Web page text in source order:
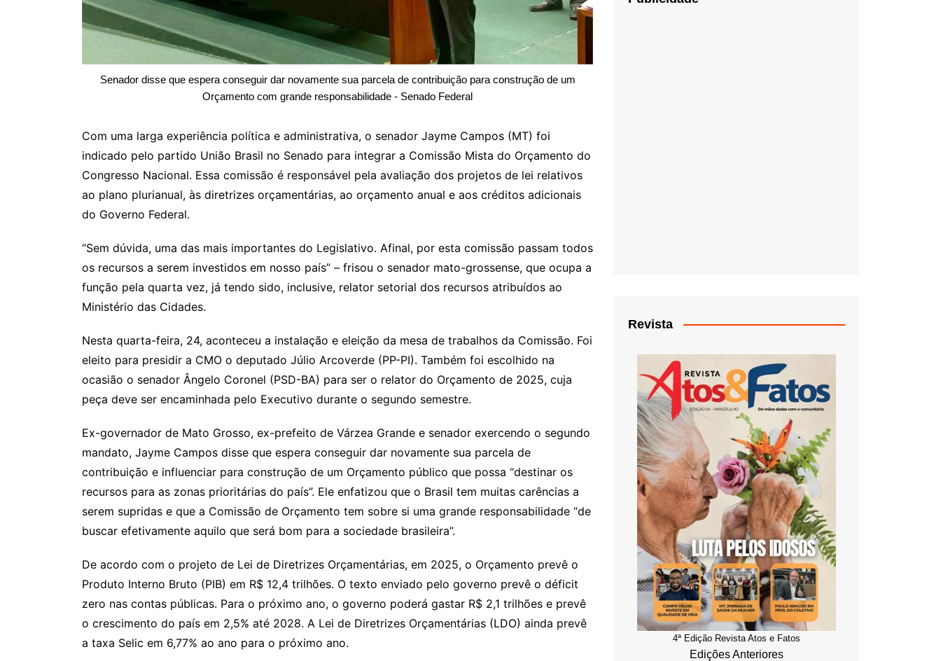
Senador disse que espera conseguir dar novamente sua parcela de contribuição para construção de um
Orçamento com grande responsabilidade - Senado Federal
Com uma larga experiência política e administrativa, o senador Jayme Campos (MT) foi
indicado pelo partido União Brasil no Senado para integrar a Comissão Mista do Orçamento do
Congresso Nacional. Essa comissão é responsável pela avaliação dos projetos de lei relativos
ao plano plurianual, às diretrizes orçamentárias, ao orçamento anual e aos créditos adicionais
do Governo Federal.
“Sem dúvida, uma das mais importantes do Legislativo. Afinal, por esta comissão passam todos
os recursos a serem investidos em nosso país” – frisou o senador mato-grossense, que ocupa a
função pela quarta vez, já tendo sido, inclusive, relator setorial dos recursos atribuídos ao
Ministério das Cidades.
Nesta quarta-feira, 24, aconteceu a instalação e eleição da mesa de trabalhos da Comissão. Foi
eleito para presidir a CMO o deputado Júlio Arcoverde (PP-PI). Também foi escolhido na
ocasião o senador Ângelo Coronel (PSD-BA) para ser o relator do Orçamento de 2025, cuja
peça deve ser encaminhada pelo Executivo durante o segundo semestre.
Ex-governador de Mato Grosso, ex-prefeito de Várzea Grande e senador exercendo o segundo
mandato, Jayme Campos disse que espera conseguir dar novamente sua parcela de
contribuição e influenciar para construção de um Orçamento público que possa “destinar os
recursos para as zonas prioritárias do país”. Ele enfatizou que o Brasil tem muitas carências a
serem supridas e que a Comissão de Orçamento tem sobre si uma grande responsabilidade “de
buscar efetivamente aquilo que será bom para a sociedade brasileira”.
De acordo com o projeto de Lei de Diretrizes Orçamentárias, em 2025, o Orçamento prevê o
Produto Interno Bruto (PIB) em R$ 12,4 trilhões. O texto enviado pelo governo prevê o déficit
zero nas contas públicas. Para o próximo ano, o governo poderá gastar R$ 2,1 trilhões e prevê
o crescimento do país em 2,5% até 2028. A Lei de Diretrizes Orçamentárias (LDO) ainda prevê
a taxa Selic em 6,77% ao ano para o próximo ano.
Revista
4ª Edição Revista Atos e Fatos
Edições Anteriores